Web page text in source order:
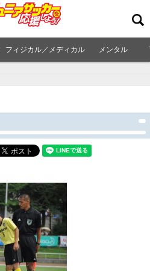
フィジカル／メディカル メンタル